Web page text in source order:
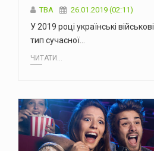
TBA 26.01.2019 (02:11)
У 2019 році українські
тип сучасної…
ЧИТАТИ...